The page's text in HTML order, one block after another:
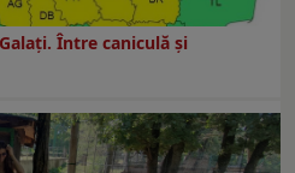
Între caniculă şi